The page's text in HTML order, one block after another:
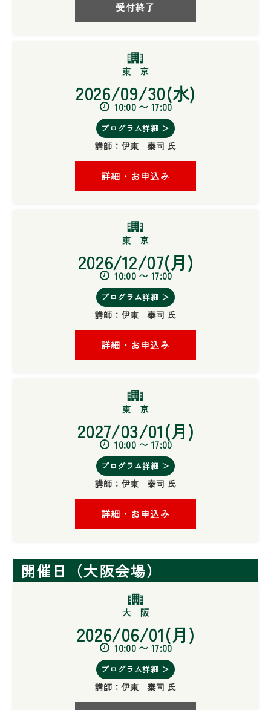
受付終了
2026/09/30(水)
10:00 〜 17:00
プログラム詳細 ＞
講師：伊東 泰司 氏
詳細・お申込み
2026/12/07(月)
10:00 〜 17:00
プログラム詳細 ＞
講師：伊東 泰司 氏
詳細・お申込み
2027/03/01(月)
10:00 〜 17:00
プログラム詳細 ＞
講師：伊東 泰司 氏
詳細・お申込み
開催日（大阪会場）
2026/06/01(月)
10:00 〜 17:00
プログラム詳細 ＞
講師：伊東 泰司 氏